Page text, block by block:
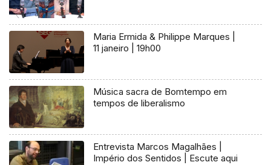
Maria Ermida & Philippe Marques |
11 janeiro | 19h00
Música sacra de Bomtempo em
tempos de liberalismo
Entrevista Marcos Magalhães |
Império dos Sentidos | Escute aqui